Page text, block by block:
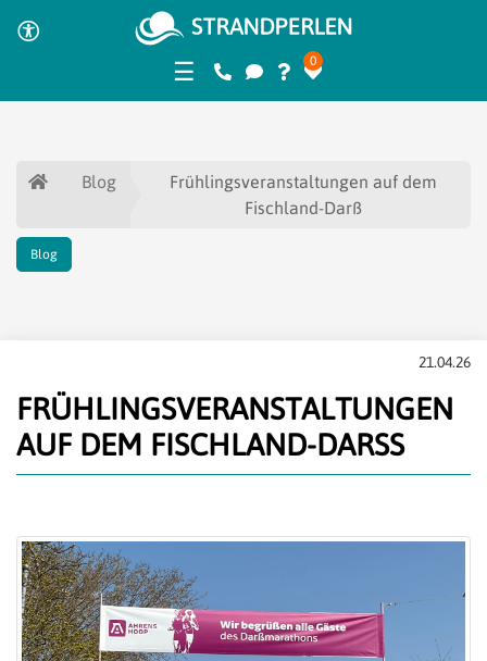
☰ 0
Blog
Frühlingsveranstaltungen auf dem
Fischland-Darß
Blog
21.04.26
FRÜHLINGSVERANSTALTUNGEN
AUF DEM FISCHLAND-DARSS